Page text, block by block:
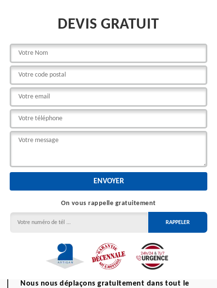
DEVIS GRATUIT
On vous rappelle gratuitement
Nous nous déplaçons gratuitement dans tout le